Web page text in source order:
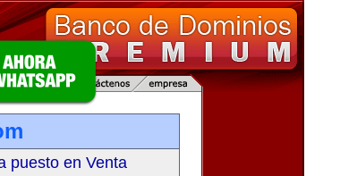
puesto en Venta